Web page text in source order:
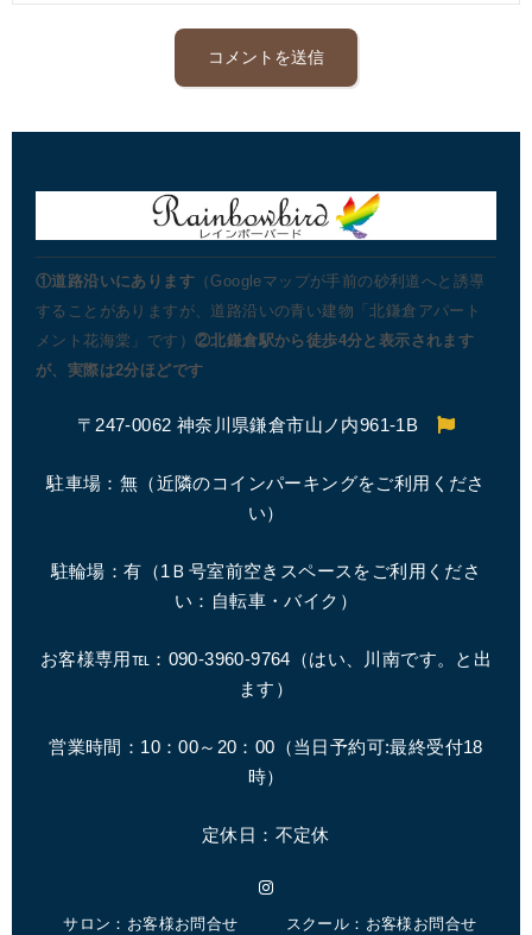
①道路沿いにあります （Googleマップが手前の砂利道へと誘導
することがありますが、道路沿いの青い建物「北鎌倉アパート
メント花海棠」です） ②北鎌倉駅から徒歩4分と表示されます
が、実際は2分ほどです
〒247-0062 神奈川県鎌倉市山ノ内961-1B
駐車場：無（近隣のコインパーキングをご利用くださ
い）
駐輪場：有（1Ｂ号室前空きスペースをご利用くださ
い：自転車・バイク）
お客様専用℡：090-3960-9764（はい、川南です。と出
ます）
営業時間：10：00～20：00（当日予約可:最終受付18
時）
定休日：不定休
Instagram
サロン：お客様お問合せ スクール：お客様お問合せ